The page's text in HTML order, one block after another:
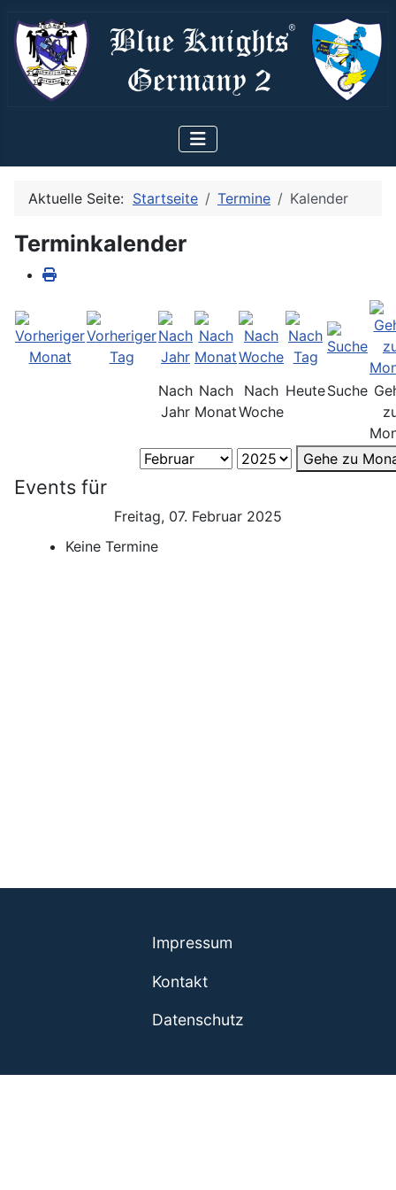
Aktuelle Seite: Startseite Termine Kalender
Terminkalender
Nach
Jahr
Nach
Monat
Nach
Woche
HeuteSuche
Gehe zu
Events für
Freitag, 07. Februar 2025
Keine Termine
Impressum
Kontakt
Datenschutz